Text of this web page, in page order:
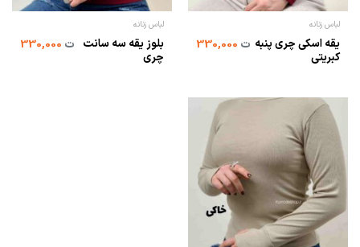
لباس زنانه
یقه اسکی چری پنبه
کبریتی
ت330,000
لباس زنانه
بلوز یقه سه سانت
چری
ت330,000